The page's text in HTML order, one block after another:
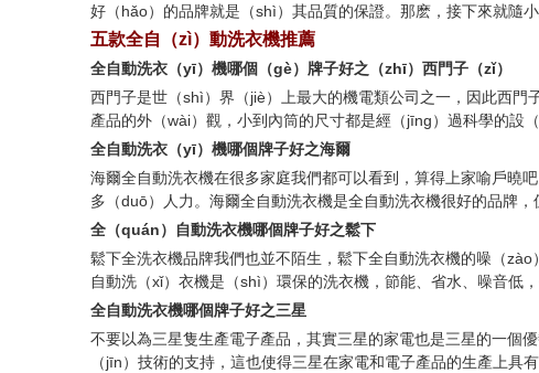
好（hǎo）的品牌就是（shì）其品質的保證。那麽，接下來就隨小
五款全自（zì）動洗衣機推薦
全自動洗衣（yī）機哪個（gè）牌子好之（zhī）西門子（zǐ）
西門子是世（shì）界（jiè）上最大的機電類公司之一，因此西
產品的外（wài）觀，小到內筒的尺寸都是經（jīng）過科學的設
全自動洗衣（yī）機哪個牌子好之海爾
海爾全自動洗衣機在很多家庭我們都可以看到，算得上家喻戶曉
多（duō）人力。海爾全自動洗衣機是全自動洗衣機很好的品牌，
全（quán）自動洗衣機哪個牌子好之鬆下
鬆下全洗衣機品牌我們也並不陌生，鬆下全自動洗衣機的噪（
自動洗（xǐ）衣機是（shì）環保的洗衣機，節能、省水、噪音低
全自動洗衣機哪個牌子好之三星
不要以為三星隻生產電子產品，其實三星的家電也是三星的一個
（jīn）技術的支持，這也使得三星在家電和電子產品的生產上